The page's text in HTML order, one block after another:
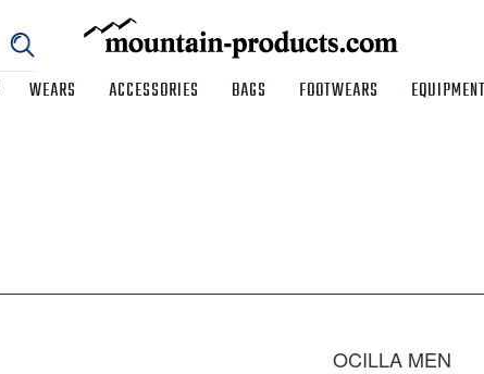
WEARS ACCESSORIES BAGS FOOTWEARS
OCILLA MEN